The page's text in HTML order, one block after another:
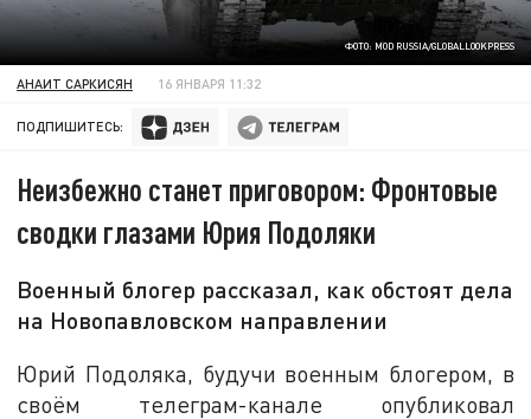
ФОТО: MOD RUSSIA/GLOBALLOOKPRESS
АНАИТ САРКИСЯН 16 ЯНВАРЯ 11:32
ПОДПИШИТЕСЬ:
Неизбежно станет приговором: Фронтовые
сводки глазами Юрия Подоляки
Военный блогер рассказал, как обстоят дела
на Новопавловском направлении
Юрий Подоляка, будучи военным блогером, в
своём телеграм-канале опубликовал